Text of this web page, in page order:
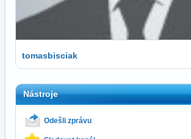
tomasbisciak
Nástroje
Odešli zprávu